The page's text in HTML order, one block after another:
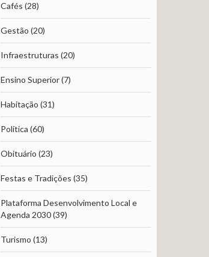
Cafés (28)
Gestão (20)
Infraestruturas (20)
Ensino Superior(7)
Habitação (31)
Política (60)
Obituário (23)
Festas e Tradições (35)
Plataforma Desenvolvimento Local e
Agenda 2030(39)
Turismo (13)